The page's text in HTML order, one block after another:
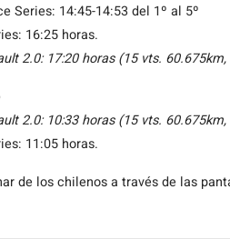
Series: 14:45-14:53 del 1º al 5º
16:25 horas.
2.0: 17:20 horas (15 vts.
2.0: 10:33 horas (15 vts.
11:05 horas.
de los chilenos a través de las